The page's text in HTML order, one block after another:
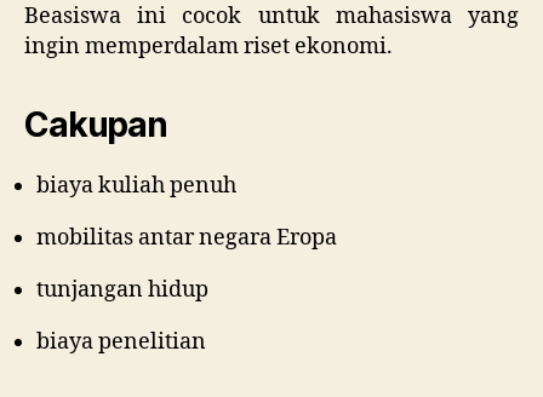
Beasiswa ini cocok untuk mahasiswa yang
ingin memperdalam riset ekonomi.
Cakupan
biaya kuliah penuh
mobilitas antar negara Eropa
tunjangan hidup
biaya penelitian